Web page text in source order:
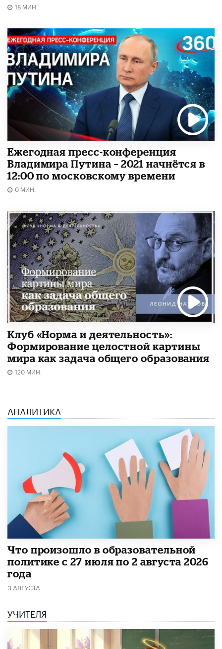
18 МИН.
Ежегодная пресс-конференция
Владимира Путина – 2021 начнётся в
12:00 по московскому времени
0 МИН.
Клуб «Норма и деятельность»:
Формирование целостной картины
мира как задача общего образования
120 МИН.
АНАЛИТИКА
​Что произошло в образовательной
политике с 27 июля по 2 августа 2026
года
3 АВГУСТА
УЧИТЕЛЯ